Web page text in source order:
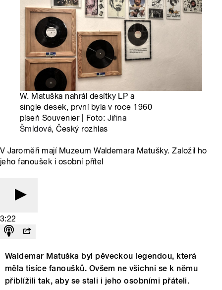
W. Matuška nahrál desítky LP a
single desek, první byla v roce 1960
píseň Souvenier | Foto: Jiřina
Šmídová, Český rozhlas
V Jaroměři mají Muzeum Waldemara Matušky. Založil ho
jeho fanoušek i osobní přítel
3:22
Waldemar Matuška byl pěveckou legendou, která
měla tisíce fanoušků. Ovšem ne všichni se k němu
přiblížili tak, aby se stali i jeho osobními přáteli.